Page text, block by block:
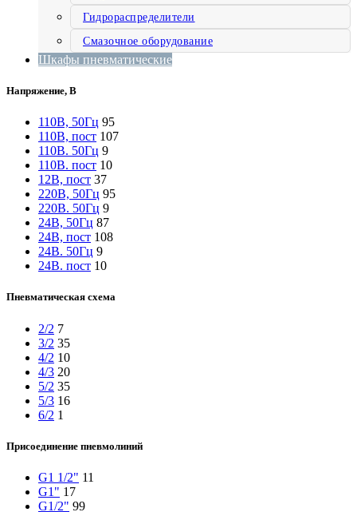
Гидрораспределители
Смазочное оборудование
Шкафы пневматические
Напряжение, В
110В, 50Гц 95
110В, пост 107
110В. 50Гц 9
110В. пост 10
12В, пост 37
220В, 50Гц 95
220В. 50Гц 9
24В, 50Гц 87
24В, пост 108
24В. 50Гц 9
24В. пост 10
Пневматическая схема
2/2 7
3/2 35
4/2 10
4/3 20
5/2 35
5/3 16
6/2 1
Присоединение пневмолиний
G1 1/2" 11
G1" 17
G1/2" 99